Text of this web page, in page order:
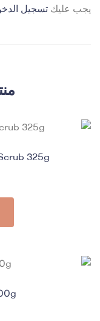
يجب عليك تسجيل
325g